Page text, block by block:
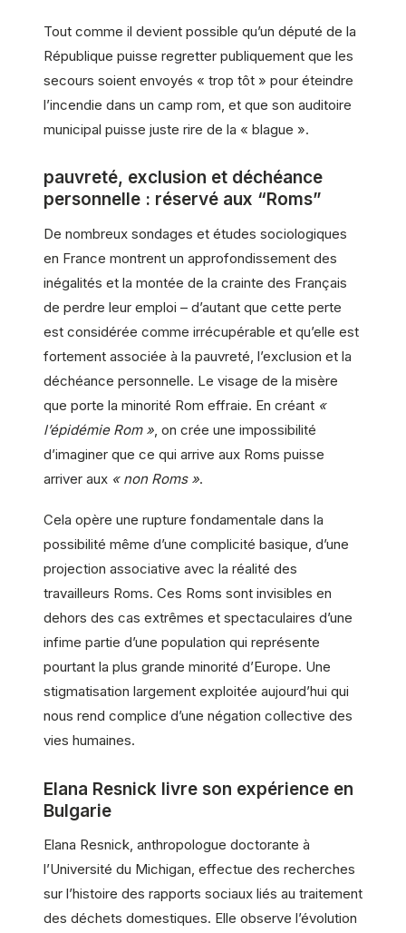
Tout comme il devient possible qu’un député de la
République puisse regretter publiquement que les
secours soient envoyés « trop tôt » pour éteindre
l’incendie dans un camp rom, et que son auditoire
municipal puisse juste rire de la « blague ».
pauvreté, exclusion et déchéance
personnelle : réservé aux “Roms”
De nombreux sondages et études sociologiques
en France montrent un approfondissement des
inégalités et la montée de la crainte des Français
de perdre leur emploi – d’autant que cette perte
est considérée comme irrécupérable et qu’elle est
fortement associée à la pauvreté, l’exclusion et la
déchéance personnelle. Le visage de la misère
que porte la minorité Rom effraie. En créant «
l’épidémie Rom » , on crée une impossibilité
d’imaginer que ce qui arrive aux Roms puisse
arriver aux « non Roms ».
Cela opère une rupture fondamentale dans la
possibilité même d’une complicité basique, d’une
projection associative avec la réalité des
travailleurs Roms. Ces Roms sont invisibles en
dehors des cas extrêmes et spectaculaires d’une
infime partie d’une population qui représente
pourtant la plus grande minorité d’Europe. Une
stigmatisation largement exploitée aujourd’hui qui
nous rend complice d’une négation collective des
vies humaines.
Elana Resnick livre son expérience en
Bulgarie
Elana Resnick, anthropologue doctorante à
l’Université du Michigan, effectue des recherches
sur l’histoire des rapports sociaux liés au traitement
des déchets domestiques. Elle observe l’évolution